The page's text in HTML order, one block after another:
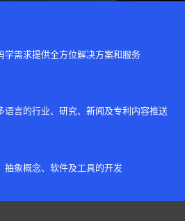
学需求提供全方位解决方案和服务
语言的行业、研究、新闻及专利内容推送
抽象概念、软件及工具的开发